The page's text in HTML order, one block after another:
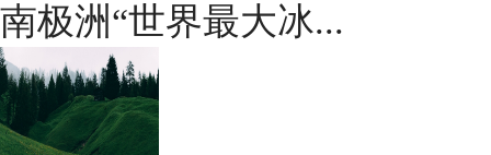
南极洲“世界最大冰...